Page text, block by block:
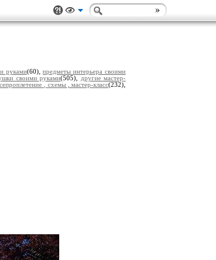
руками(60),предметы интерьера своими
своими руками(505),
другие мастер-
, схемы , мастер-класс(232),